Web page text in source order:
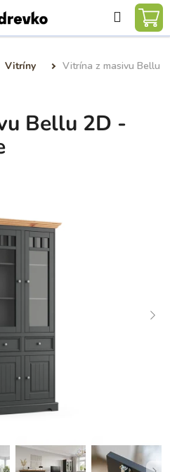
Hledat
Vitríny
Vitrína z masivu Bellu
Bellu 2D -